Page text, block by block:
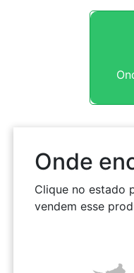
Onde
Clique no estado
vendem esse